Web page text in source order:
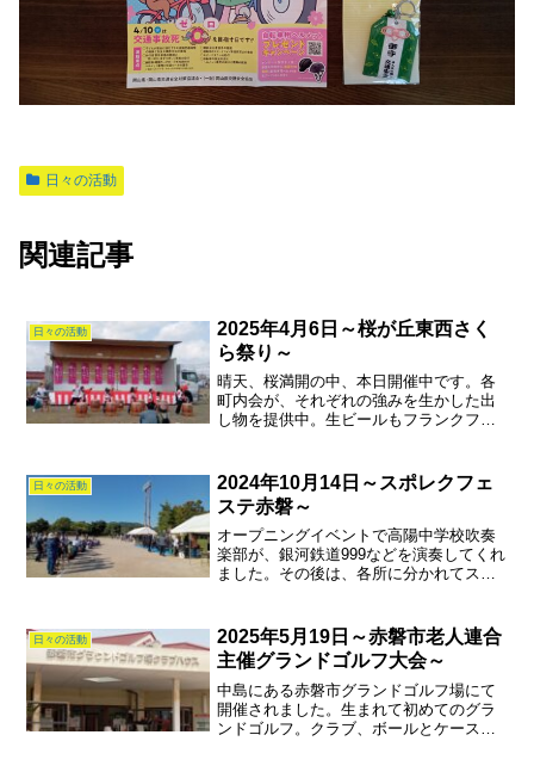
日々の活動
関連記事
日々の活動
2025年4月6日～桜が丘東西さく
ら祭り～
晴天、桜満開の中、本日開催中です。各
町内会が、それぞれの強みを生かした出
し物を提供中。生ビールもフランクフル
日々の活動
2024年10月14日～スポレクフェ
ステ赤磐～
オープニングイベントで高陽中学校吹奏
楽部が、銀河鉄道999などを演奏してくれ
ました。その後は、各所に分かれてスポ
日々の活動
2025年5月19日～赤磐市老人連合
主催グランドゴルフ大会～
中島にある赤磐市グランドゴルフ場にて
開催されました。生まれて初めてのグラ
ンドゴルフ。クラブ、ボールとケースを